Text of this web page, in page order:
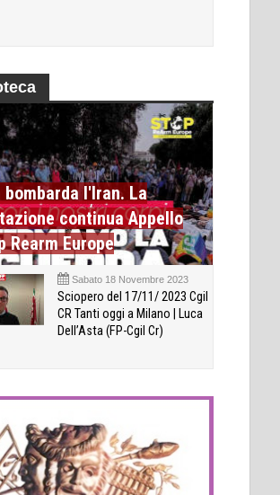
bombarda l'Iran. La
continua Appello
Rearm Europe
Sabato 18 Novembre 2023
Sciopero del 17/11/ 2023 Cgil
CR Tanti oggi a Milano | Luca
Dell’Asta (FP-Cgil Cr)